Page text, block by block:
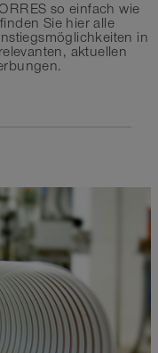
so einfach wie
Sie hier alle
in
aktuellen